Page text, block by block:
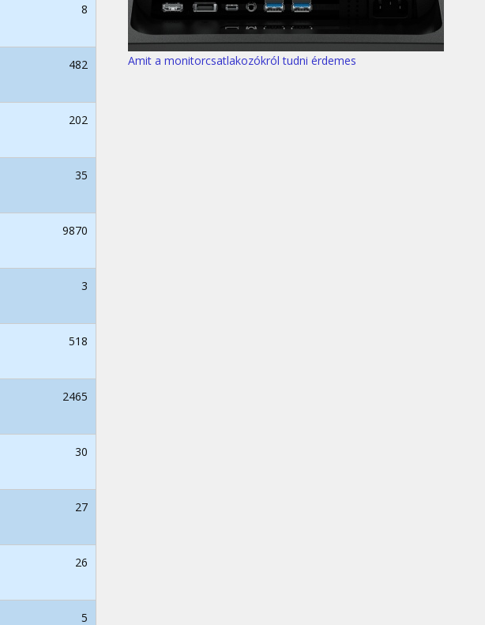
8
482
202
35
9870
3
518
2465
30
27
26
5
Amit a monitorcsatlakozókról tudni érdemes